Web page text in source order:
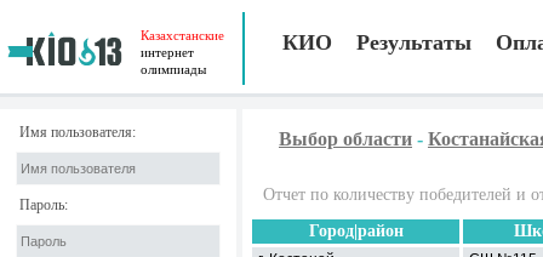
Казахстанские
интернет
олимпиады
КИО Результаты
Имя пользователя:
Пароль:
Выбор области -
Отчет по количеству победителей и
Город|район